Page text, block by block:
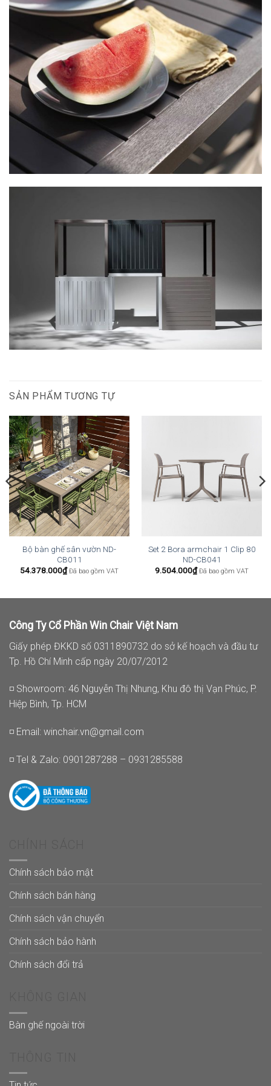
SẢN PHẨM TƯƠNG TỰ
Bộ bàn ghế sân vườn ND-
CB011
54.378.000₫ Đã bao gồm VAT
Set 2 Bora armchair 1 Clip 80
ND-CB041
9.504.000₫ Đã bao gồm VAT
Công Ty Cổ Phần Win Chair Việt Nam
Giấy phép ĐKKD số 0311890732 do sở kế hoạch và đầu tư
Tp. Hồ Chí Minh cấp ngày 20/07/2012
◽ Showroom: 46 Nguyễn Thị Nhung, Khu đô thị Vạn Phúc, P.
Hiệp Bình, Tp. HCM
◽ Email: winchair.vn@gmail.com
◽ Tel & Zalo: 0901287288 – 0931285588
Chính sách bảo mật
Chính sách bán hàng
Chính sách vận chuyển
Chính sách bảo hành
Chính sách đổi trả
Bàn ghế ngoài trời